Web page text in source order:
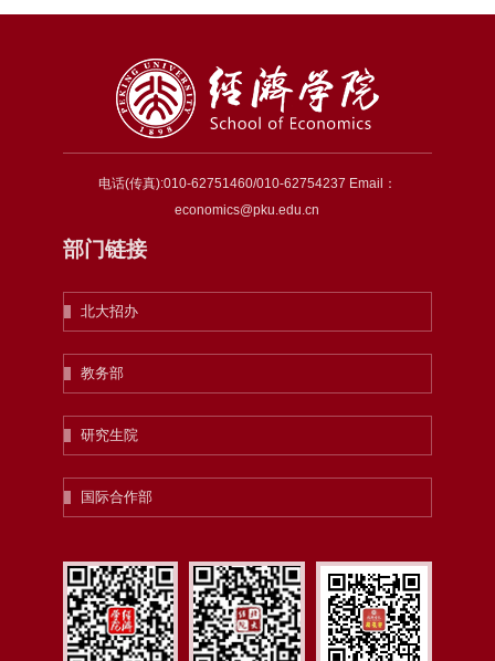
电话(传真):010-62751460/010-62754237 Email：
economics@pku.edu.cn
部门链接
北大招办
教务部
研究生院
国际合作部